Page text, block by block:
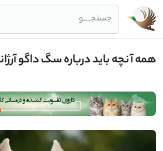
جستجــــو
همه آنچه باید درباره سگ داگو